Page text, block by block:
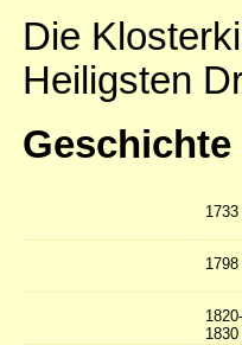
Die
Heiligsten
1733
1798
1820-
1830